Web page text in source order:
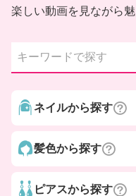
楽しい動画を見ながら
ネイルから探す
髪色から探す
ピアスから探す